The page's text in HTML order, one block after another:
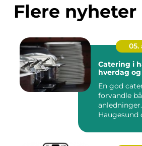
Flere nyheter
05.
Catering i
hverdag
En god
forvandle